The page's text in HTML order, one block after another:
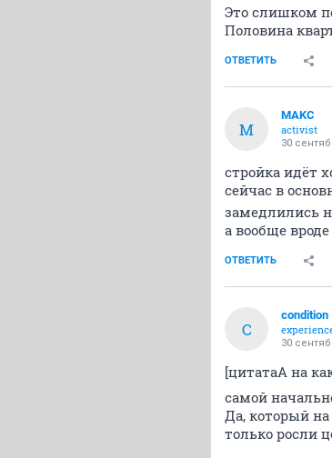
Это слишком
Половина
ОТВЕТИТЬ
M
MАKС
activist
30
стройка идёт
сейчас в
замедлились
а вообще
ОТВЕТИТЬ
C
condition
30
[цитатаА на
самой
Да, который на
только росли